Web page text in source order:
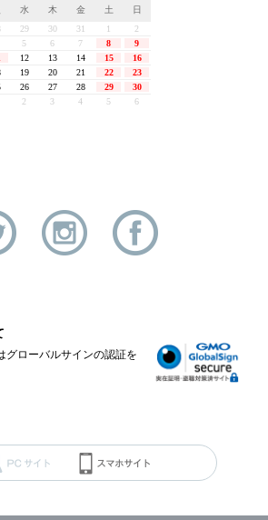
グローバルサインの認証を